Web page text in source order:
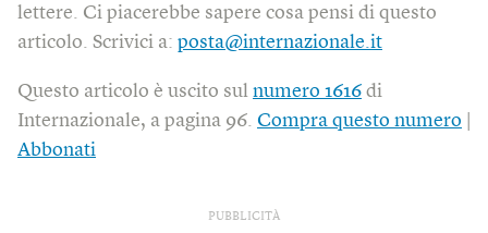
lettere. Ci piacerebbe sapere cosa pensi di questo
articolo. Scrivici a: posta@internazionale.it
Questo articolo è uscito sul numero 1616 di
Internazionale, a pagina 96. Compra questo numero
Abbonati
PUBBLICITÀ